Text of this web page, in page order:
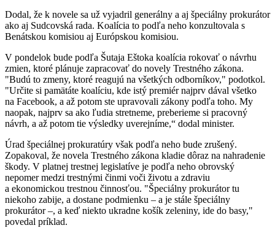
Dodal, že k novele sa už vyjadril generálny a aj špeciálny prokurátor
ako aj Sudcovská rada. Koalícia to podľa neho konzultovala s
Benátskou komisiou aj Európskou komisiou.
V pondelok bude podľa Šutaja Eštoka koalícia rokovať o návrhu
zmien, ktoré plánuje zapracovať do novely Trestného zákona.
"Budú to zmeny, ktoré reagujú na všetkých odborníkov," podotkol.
"Určite si pamätáte koalíciu, kde istý premiér najprv dával všetko
na Facebook, a až potom ste upravovali zákony podľa toho. My
naopak, najprv sa ako ľudia stretneme, preberieme si pracovný
návrh, a až potom tie výsledky uverejníme,“ dodal minister.
Úrad špeciálnej prokuratúry však podľa neho bude zrušený.
Zopakoval, že novela Trestného zákona kladie dôraz na nahradenie
škody. V platnej trestnej legislatíve je podľa neho obrovský
nepomer medzi trestnými činmi voči životu a zdraviu
a ekonomickou trestnou činnosťou. "Špeciálny prokurátor tu
niekoho zabije, a dostane podmienku – a je stále špeciálny
prokurátor –, a keď niekto ukradne košík zeleniny, ide do basy,"
povedal príklad.